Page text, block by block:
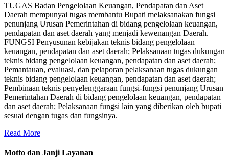
TUGAS Badan Pengelolaan Keuangan, Pendapatan dan Aset
Daerah mempunyai tugas membantu Bupati melaksanakan fungsi
penunjang Urusan Pemerintahan di bidang pengelolaan keuangan,
pendapatan dan aset daerah yang menjadi kewenangan Daerah.
FUNGSI Penyusunan kebijakan teknis bidang pengelolaan
keuangan, pendapatan dan aset daerah; Pelaksanaan tugas dukungan
teknis bidang pengelolaan keuangan, pendapatan dan aset daerah;
Pemantauan, evaluasi, dan pelaporan pelaksanaan tugas dukungan
teknis bidang pengelolaan keuangan, pendapatan dan aset daerah;
Pembinaan teknis penyelenggaraan fungsi-fungsi penunjang Urusan
Pemerintahan Daerah di bidang pengelolaan keuangan, pendapatan
dan aset daerah; Pelaksanaan fungsi lain yang diberikan oleh bupati
sesuai dengan tugas dan fungsinya.
Read More
Motto dan Janji Layanan